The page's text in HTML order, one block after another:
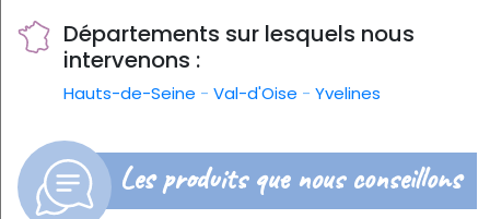
Départements sur lesquels nous
intervenons :
Hauts-de-Seine - Val-d'Oise - Yvelines
Les produits que nous conseillons